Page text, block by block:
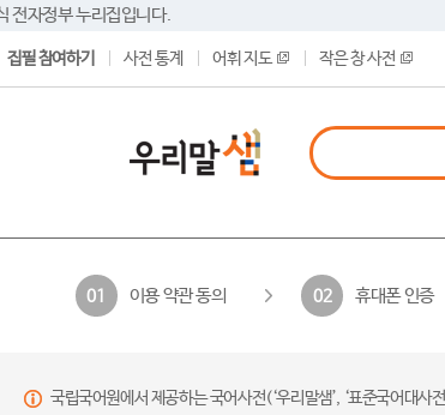
전자정부 누리집입니다.
집필 참여하기 사전 통계 어휘 지도 작은 창 사전
01 이용 약관 동의 02 휴대폰 인증
국립국어원에서 제공하는 국어사전(‘우리말샘’, ‘표준국어대